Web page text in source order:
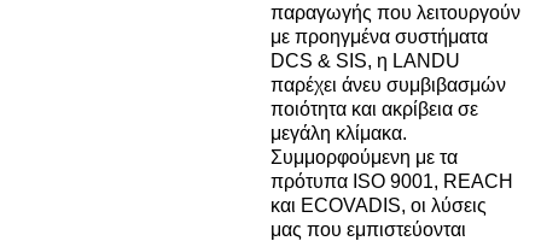
παραγωγής που λειτουργούν
με προηγμένα συστήματα
DCS & SIS, η LANDU
παρέχει άνευ συμβιβασμών
ποιότητα και ακρίβεια σε
μεγάλη κλίμακα.
Συμμορφούμενη με τα
πρότυπα ISO 9001, REACH
και ECOVADIS, οι λύσεις
μας που εμπιστεύονται